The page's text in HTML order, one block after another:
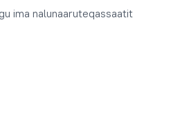
ima nalunaaruteqassaatit